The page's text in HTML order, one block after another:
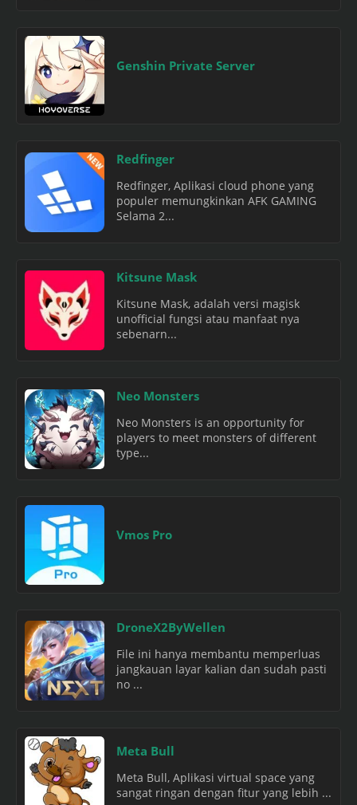
Genshin Private Server
Redfinger
Redfinger, Aplikasi cloud phone yang
populer memungkinkan AFK GAMING
Selama 2...
Kitsune Mask
Kitsune Mask, adalah versi magisk
unofficial fungsi atau manfaat nya
sebenarn...
Neo Monsters
Neo Monsters is an opportunity for
players to meet monsters of different
type...
Vmos Pro
DroneX2ByWellen
File ini hanya membantu memperluas
jangkauan layar kalian dan sudah pasti
no ...
Meta Bull
Meta Bull, Aplikasi virtual space yang
sangat ringan dengan fitur yang lebih ...